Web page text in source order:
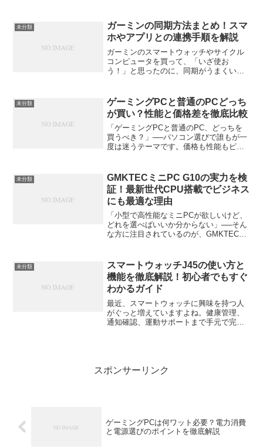
事では、SHEINスマートウォッチの安全
性を物理面・情...
未分類
ガーミンの同期方法まとめ！スマ
ホやアプリとの連携手順を解説
ガーミンのスマートウォッチやサイクル
コンピュータを買って、「いざ使お
う！」と思ったのに、同期がうまくいか
つまずきやすい部分もあります。この記
事では、ガーミンの同期方...
未分類
ゲーミングPCと普通のPCどっち
が買い？性能と価格差を徹底比較
「ゲーミングPCと普通のPC、どっちを
買うべき？」──パソコン選びで誰もが一
度は迷うテーマです。価格も性能もピン
では両者の違いをわかりやすく整理し、
用途別におすすめの選...
未分類
GMKTECミニPC G10の実力を検
証！最新世代CPU搭載でビジネス
にも最適な理由
「小型で高性能なミニPCが欲しいけど、
どれを選べばいいか分からない」──そん
な方に注目されているのが、GMKTECの
てビジネスでも十分に使えるパワーを持
つと話題になっ...
未分類
スマートウォッチJ45の使い方と
機能を徹底解説！初心者でもすぐ
わかるガイド
最近、スマートウォッチに興味を持つ人
がぐっと増えていますよね。健康管理、
通知確認、運動サポートまで手元で完結
スポンサーリンク
ゲーミングPCは何ワット必要？電力消費
と電源選びのポイントを徹底解説